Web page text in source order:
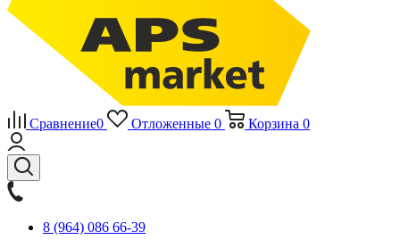
Сравнение0 Отложенные 0 Корзина 0
8 (964) 086 66-39